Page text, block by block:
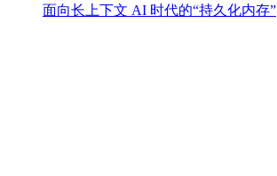
面向长上下文 AI 时代的“持久化内存”